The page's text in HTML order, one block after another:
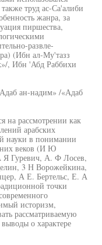
труд ас-Са'алиби
жанра, за
пиршества,
развле-
(Ибн ал-Му'тазз
, Ибн 'Абд Раббихи
ан-надим» /«Адаб
на рассмотрении как
арабских
науки в понимании
веков (И Ю
Гуревич, А. Ф Лосев,
3 Н Ворожейкина,
А Е. Бертельс, Е. А
точки
историзм,
рассматриваемую
о характере